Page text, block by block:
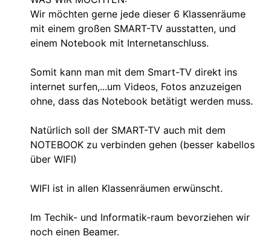
Wir möchten gerne jede dieser 6 Klassenräume
mit einem großen SMART-TV ausstatten, und
einem Notebook mit Internetanschluss.
Somit kann man mit dem Smart-TV direkt ins
internet surfen,...um Videos, Fotos anzuzeigen
ohne, dass das Notebook betätigt werden muss.
Natürlich soll der SMART-TV auch mit dem
NOTEBOOK zu verbinden gehen (besser kabellos
über WIFI)
WIFI ist in allen Klassenräumen erwünscht.
Im Techik- und Informatik-raum bevorziehen wir
noch einen Beamer.